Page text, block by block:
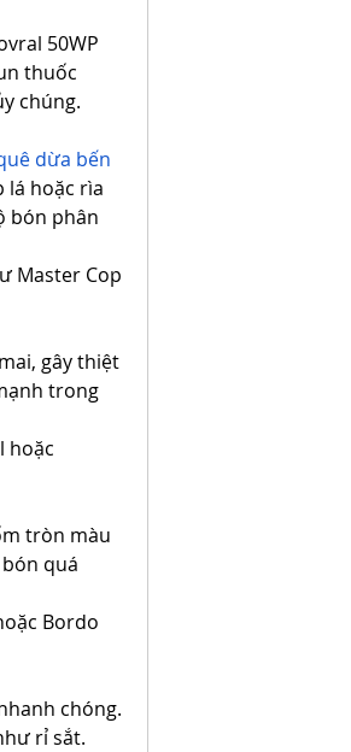
50WP
thuốc
chúng.
dừa bến
lá hoặc rìa
bón phân
Master Cop
gây thiệt
trong
hoặc
tròn màu
quá
Bordo
chóng.
rỉ sắt.